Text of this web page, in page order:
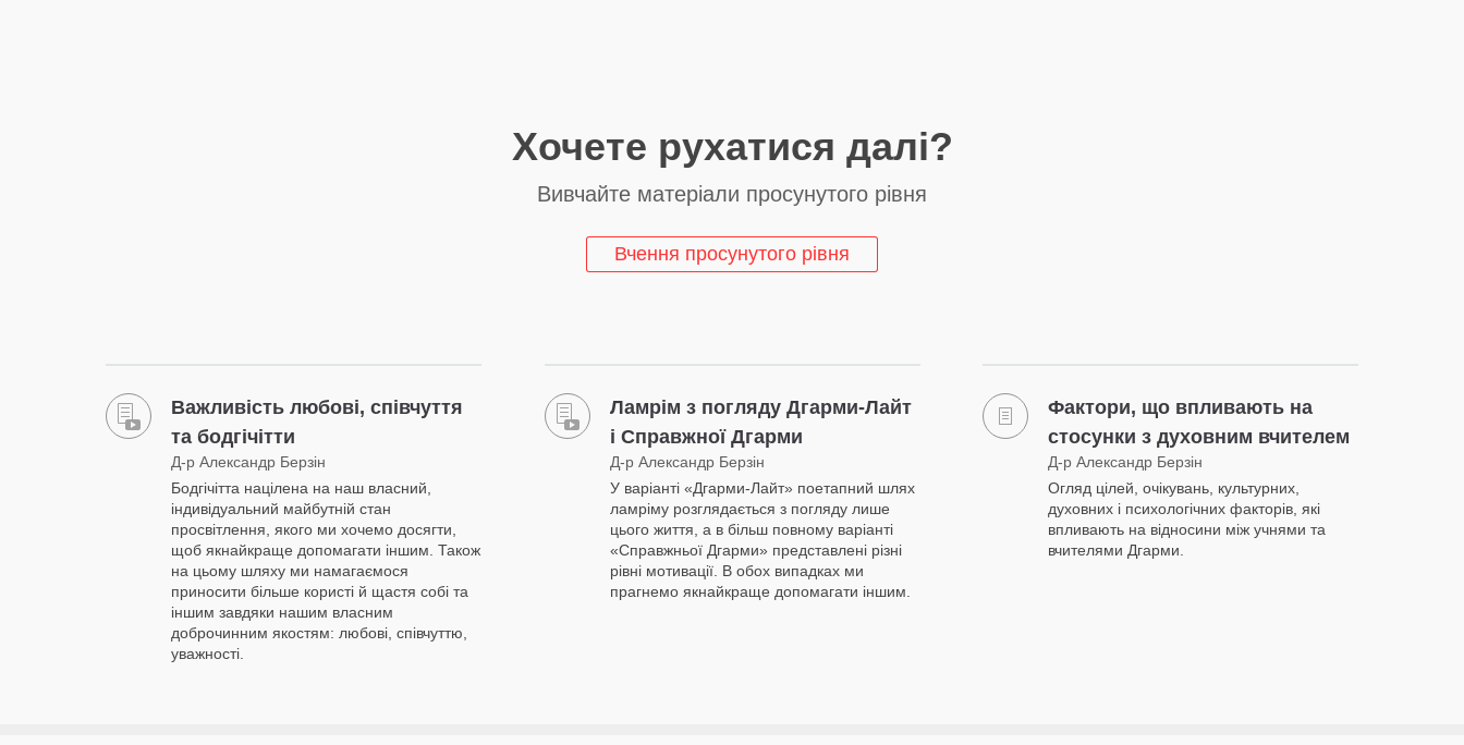
Хочете рухатися далі?
Вивчайте матеріали просунутого рівня
Вчення просунутого рівня
Важливість любові, співчуття
та бодгічітти
Д-р Александр Берзін
Бодгічітта націлена на наш власний,
індивідуальний майбутній стан
просвітлення, якого ми хочемо досягти,
щоб якнайкраще допомагати іншим. Також
на цьому шляху ми намагаємося
приносити більше користі й щастя собі та
іншим завдяки нашим власним
доброчинним якостям: любові, співчуттю,
уважності.
Ламрім з погляду Дгарми-Лайт
і Справжної Дгарми
Д-р Александр Берзін
У варіанті «Дгарми-Лайт» поетапний шлях
ламріму розглядається з погляду лише
цього життя, а в більш повному варіанті
«Справжньої Дгарми» представлені різні
рівні мотивації. В обох випадках ми
прагнемо якнайкраще допомагати іншим.
Фактори, що впливають на
стосунки з духовним вчителем
Д-р Александр Берзін
Огляд цілей, очікувань, культурних,
духовних і психологічних факторів, які
впливають на відносини між учнями та
вчителями Дгарми.